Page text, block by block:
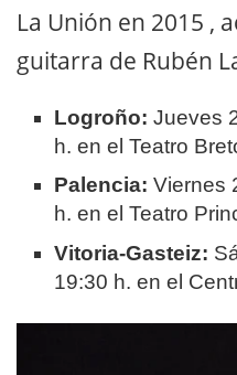
La Unión en 2015 ,
guitarra de Rubén
Logroño: Jueves
h. en el Teatro
Palencia: Viernes
h. en el Teatro
Vitoria-Gasteiz:
19:30 h. en el